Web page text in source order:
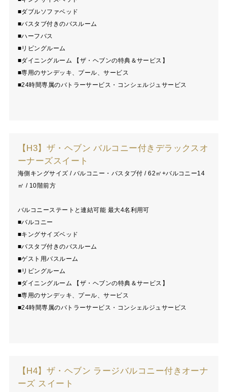
■ダブルソファベッド
■バスタブ付きのバスルーム
■ハーフバス
■リビングルーム
■ダイニングルーム 【ザ・ヘブンの特典＆サービス】
■専用のサンデッキ、プール、サービス
■24時間専属のバトラーサービス・コンシェルジュサービス
【H3】ザ・ヘブン バルコニー付きデラックスオ
ーナーズスイート
海側キングサイズ / バルコニー・バスタブ付 / 62㎡+バルコニー14
㎡ / 10階前方
バルコニーステートと連結可能 最大4名利用可
■バルコニー
■キングサイズベッド
■バスタブ付きのバスルーム
■ゲスト用バスルーム
■リビングルーム
■ダイニングルーム 【ザ・ヘブンの特典＆サービス】
■専用のサンデッキ、プール、サービス
■24時間専属のバトラーサービス・コンシェルジュサービス
【H4】ザ・ヘブン ラージバルコニー付きオーナ
ーズ スイート